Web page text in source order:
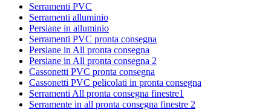
Serramenti PVC
Serramenti alluminio
Persiane in alluminio
Serramenti PVC pronta consegna
Persiane in All pronta consegna
Persiane in All pronta consegna 2
Cassonetti PVC pronta consegna
Cassonetti PVC pelicolati in pronta consegna
Serramenti All pronta consegna finestre1
Serramente in all pronta consegna finestre 2